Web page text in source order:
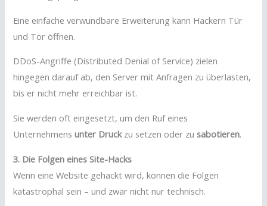
Eine einfache verwundbare Erweiterung kann Hackern Tür
und Tor öffnen.
DDoS-Angriffe (Distributed Denial of Service) zielen
hingegen darauf ab, den Server mit Anfragen zu überlasten,
bis er nicht mehr erreichbar ist.
Sie werden oft eingesetzt, um den Ruf eines
Unternehmensunter Druckzu setzen oder zusabotieren.
3. Die Folgen eines Site-Hacks
Wenn eine Website gehackt wird, können die Folgen
katastrophal sein – und zwar nicht nur technisch.